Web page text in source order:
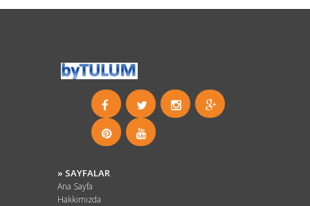
» SAYFALAR
Ana Sayfa
Hakkımızda